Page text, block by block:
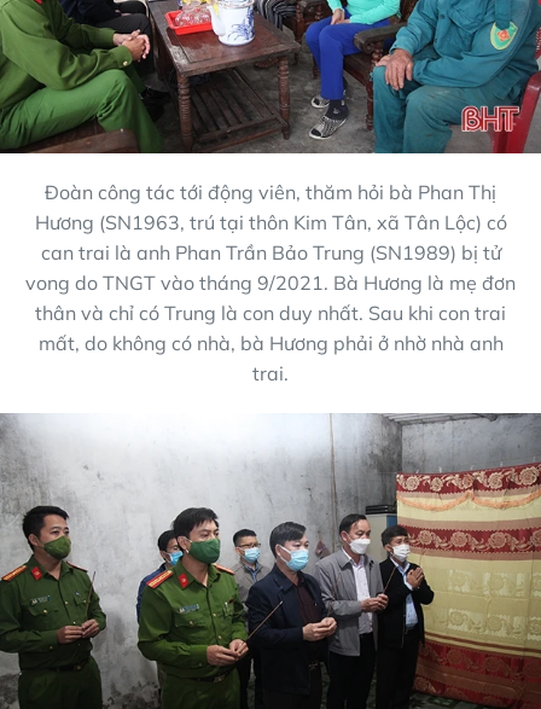
Đoàn công tác tới động viên, thăm hỏi bà Phan Thị
Hương (SN1963, trú tại thôn Kim Tân, xã Tân Lộc) có
can trai là anh Phan Trần Bảo Trung (SN1989) bị tử
vong do TNGT vào tháng 9/2021. Bà Hương là mẹ đơn
thân và chỉ có Trung là con duy nhất. Sau khi con trai
mất, do không có nhà, bà Hương phải ở nhờ nhà anh
trai.